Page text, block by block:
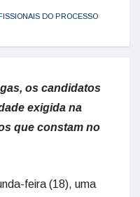
DO PROCESSO
os candidatos
exigida na
que constam no
feira (18), uma